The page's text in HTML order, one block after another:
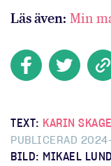
Läs även: Min
TEXT: KARIN
PUBLICERAD
BILD: MIKAEL